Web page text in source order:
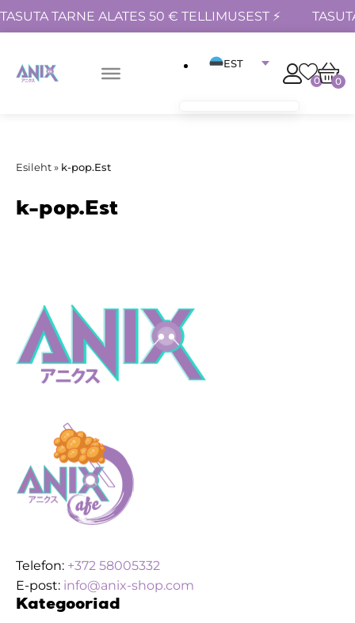
TASUTA TARNE ALATES 50 € TELLIMUSEST ⚡
EST
0 0
Esileht» k-pop.Est
k-pop.Est
Telefon: +372 58005332
E-post: info@anix-shop.com
Kategooriad